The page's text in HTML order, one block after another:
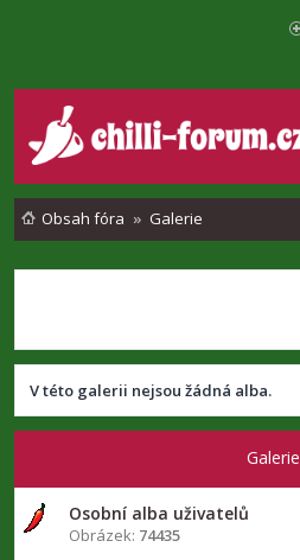
Obsah fóra Galerie
V této galerii nejsou žádná alba.
Galerie
Osobní alba uživatelů
Obrázek: 74435